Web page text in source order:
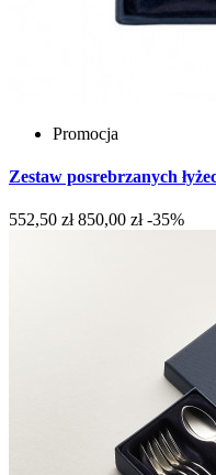
Promocja
Zestaw posrebrzanych
552,50 zł 850,00 zł -35%